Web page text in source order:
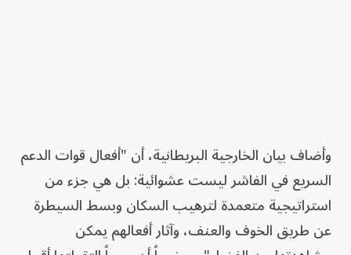
وأضاف بيان الخارجية البريطانية، أن "أفعال قوات الدعم
السريع في الفاشر ليست عشوائية: بل هي جزء من
استراتيجية متعمدة لترهيب السكان وبسط السيطرة
عن طريق الخوف والعنف، وآثار أفعالهم يمكن